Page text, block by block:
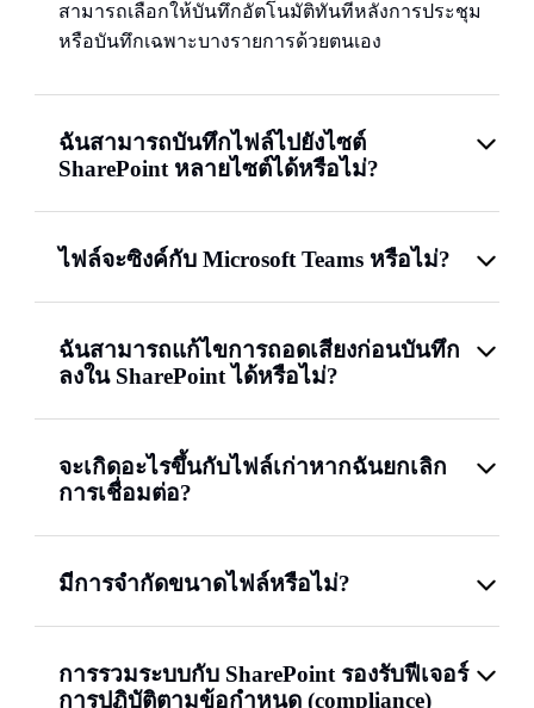
สามารถเลือกให้บันทึกอัตโนมัติทันทีหลังการประชุม
หรือบันทึกเฉพาะบางรายการด้วยตนเอง
ฉันสามารถบันทึกไฟล์ไปยังไซต์
SharePoint หลายไซต์ได้หรือไม่?
ไฟล์จะซิงค์กับ Microsoft Teams หรือไม่?
ฉันสามารถแก้ไขการถอดเสียงก่อนบันทึก
ลงใน SharePoint ได้หรือไม่?
จะเกิดอะไรขึ้นกับไฟล์เก่าหากฉันยกเลิก
การเชื่อมต่อ?
มีการจำกัดขนาดไฟล์หรือไม่?
การรวมระบบกับ SharePoint รองรับฟีเจอร์
การปฏิบัติตามข้อกำหนด (compliance)